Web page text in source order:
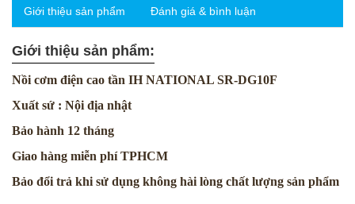
Giới thiệu sản phẩm Đánh giá & bình luận
Giới thiệu sản phẩm:
Nồi cơm điện cao tần IH NATIONAL SR-DG10F
Xuất sứ : Nội địa nhật
Bảo hành 12 tháng
Giao hàng miễn phí TPHCM
Bảo đổi trả khi sử dụng không hài lòng chất lượng sản phẩm